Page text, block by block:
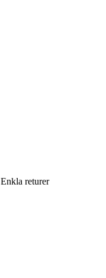
Enkla returer